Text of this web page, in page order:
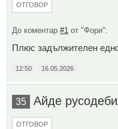
ОТГОВОР
До коментар #1 от "Фори":
Плюс задължителен
12:50 16.05.2026
35 Айде
ОТГОВОР